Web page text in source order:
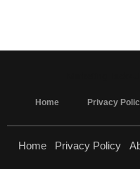
Home Privacy
Home Privacy Policy